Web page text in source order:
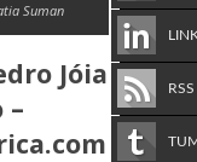
Suman
Jóia
–
RSS